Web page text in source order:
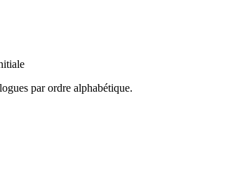
par ordre alphabétique.